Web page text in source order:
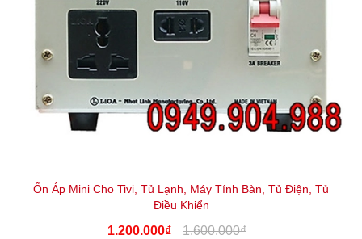
Ổn Áp Mini Cho Tivi, Tủ Lạnh, Máy Tính Bàn, Tủ Điện, Tủ
Điều Khiển
1.200.000₫ 1.600.000₫